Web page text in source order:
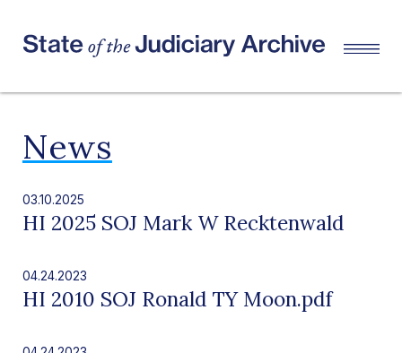
News
03.10.2025
HI 2025 SOJ Mark W Recktenwald
04.24.2023
HI 2010 SOJ Ronald TY Moon.pdf